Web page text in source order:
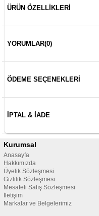
ÜRÜN ÖZELLIKLERI
YORUMLAR(0)
ÖDEME SEÇENEKLERI
İPTAL & İADE
Kurumsal
Anasayfa
Hakkımızda
Üyelik Sözleşmesi
Gizlilik Sözleşmesi
Mesafeli Satış Sözleşmesi
İletişim
Markalar ve Belgelerimiz